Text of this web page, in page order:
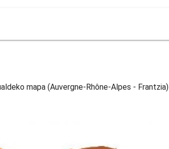
mapa (Auvergne-Rhône-Alpes - Frantzia)